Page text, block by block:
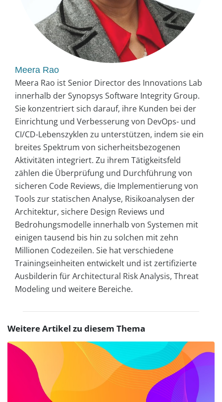
Meera Rao
Meera Rao ist Senior Director des Innovations Lab
innerhalb der Synopsys Software Integrity Group.
Sie konzentriert sich darauf, ihre Kunden bei der
Einrichtung und Verbesserung von DevOps- und
CI/CD-Lebenszyklen zu unterstützen, indem sie ein
breites Spektrum von sicherheitsbezogenen
Aktivitäten integriert. Zu ihrem Tätigkeitsfeld
zählen die Überprüfung und Durchführung von
sicheren Code Reviews, die Implementierung von
Tools zur statischen Analyse, Risikoanalysen der
Architektur, sichere Design Reviews und
Bedrohungsmodelle innerhalb von Systemen mit
einigen tausend bis hin zu solchen mit zehn
Millionen Codezeilen. Sie hat verschiedene
Trainingseinheiten entwickelt und ist zertifizierte
Ausbilderin für Architectural Risk Analysis, Threat
Modeling und weitere Bereiche.
Weitere Artikel zu diesem Thema